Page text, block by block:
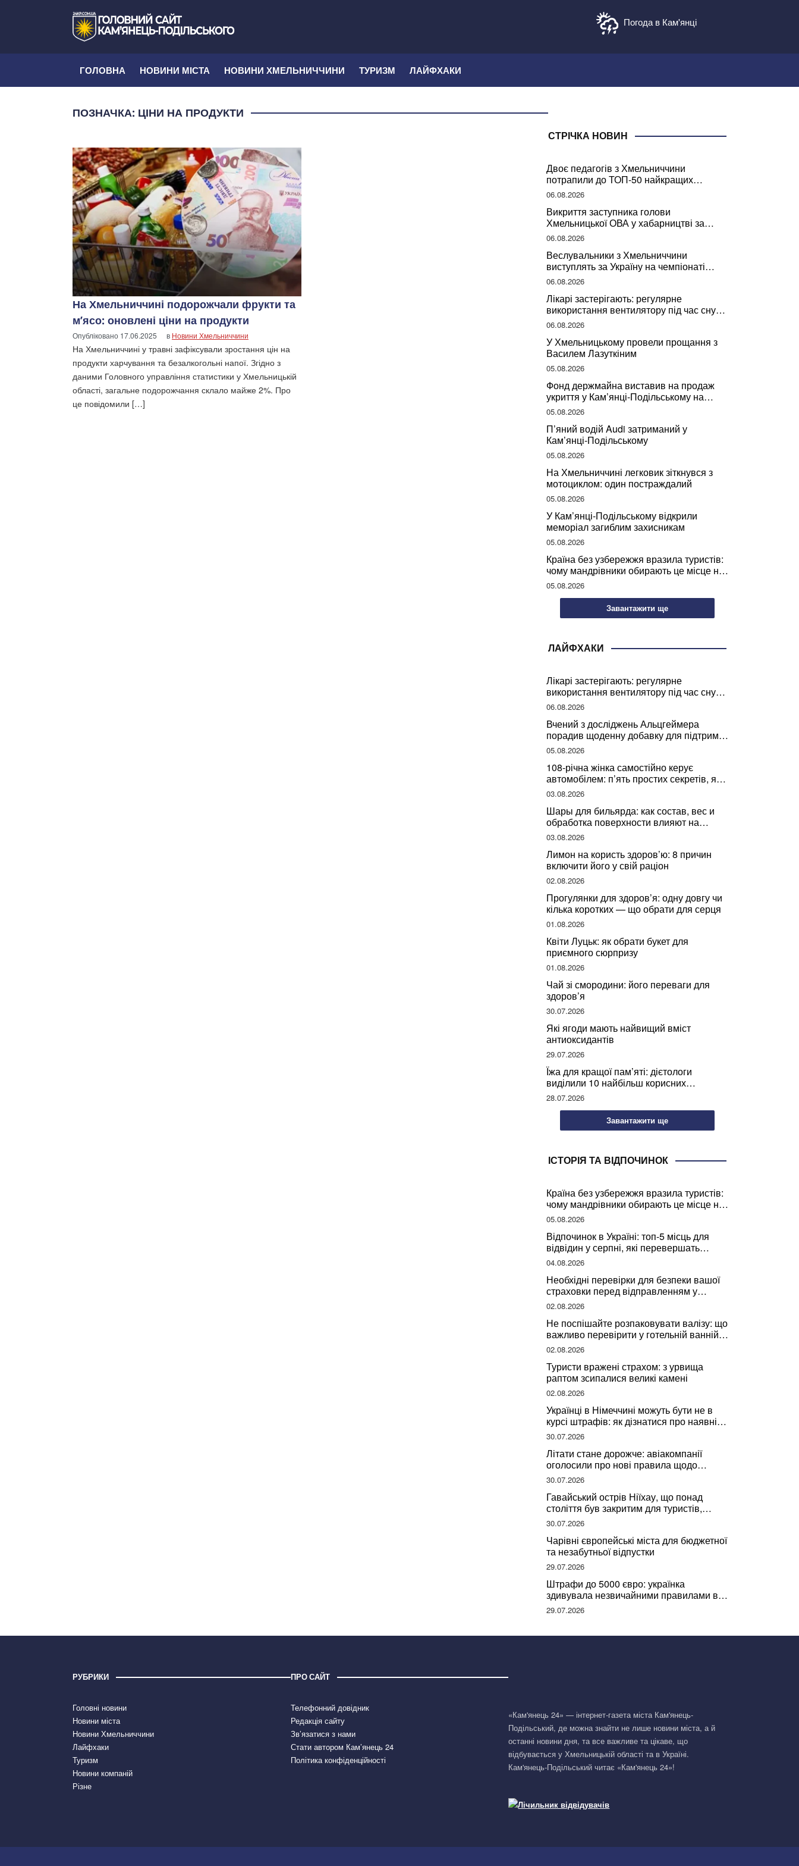
Погода в Кам'янці
ГОЛОВНА НОВИНИ МІСТА НОВИНИ ХМЕЛЬНИЧЧИНИ ТУРИЗМ ЛАЙФХАКИ
ПОЗНАЧКА: ЦІНИ НА ПРОДУКТИ
На Хмельниччині подорожчали фрукти та
м’ясо: оновлені ціни на продукти
Опубліковано 17.06.2025 в Новини Хмельниччини
На Хмельниччині у травні зафіксували зростання цін на
продукти харчування та безалкогольні напої. Згідно з
даними Головного управління статистики у Хмельницькій
області, загальне подорожчання склало майже 2%. Про
це повідомили […]
СТРІЧКА НОВИН
Двоє педагогів з Хмельниччини
потрапили до ТОП-50 найкращих
учителів України
06.08.2026
Викриття заступника голови
Хмельницької ОВА у хабарництві за
підписання контрактів на ремонт доріг
06.08.2026
Веслувальники з Хмельниччини
виступлять за Україну на чемпіонаті
світу
06.08.2026
Лікарі застерігають: регулярне
використання вентилятору під час сну
може негативно вплинути на ваше
здоров’я
06.08.2026
У Хмельницькому провели прощання з
Василем Лазуткіним
05.08.2026
Фонд держмайна виставив на продаж
укриття у Кам’янці-Подільському на
Хмельниччині
05.08.2026
П’яний водій Audi затриманий у
Кам’янці-Подільському
05.08.2026
На Хмельниччині легковик зіткнувся з
мотоциклом: один постраждалий
05.08.2026
У Кам’янці-Подільському відкрили
меморіал загиблим захисникам
05.08.2026
Країна без узбережжя вразила туристів:
чому мандрівники обирають це місце на
відпочинок
05.08.2026
Завантажити ще
ЛАЙФХАКИ
Лікарі застерігають: регулярне
використання вентилятору під час сну
може негативно вплинути на ваше
здоров’я
06.08.2026
Вчений з досліджень Альцгеймера
порадив щоденну добавку для підтримки
мозкової діяльності
05.08.2026
108-річна жінка самостійно керує
автомобілем: п’ять простих секретів, які
допомогли їй дожити до століття
03.08.2026
Шары для бильярда: как состав, вес и
обработка поверхности влияют на
динамику игры
03.08.2026
Лимон на користь здоров’ю: 8 причин
включити його у свій раціон
02.08.2026
Прогулянки для здоров’я: одну довгу чи
кілька коротких — що обрати для серця
01.08.2026
Квіти Луцьк: як обрати букет для
приємного сюрпризу
01.08.2026
Чай зі смородини: його переваги для
здоров’я
30.07.2026
Які ягоди мають найвищий вміст
антиоксидантів
29.07.2026
Їжа для кращої пам’яті: дієтологи
виділили 10 найбільш корисних
продуктів
28.07.2026
Завантажити ще
ІСТОРІЯ ТА ВІДПОЧИНОК
Країна без узбережжя вразила туристів:
чому мандрівники обирають це місце на
відпочинок
05.08.2026
Відпочинок в Україні: топ-5 місць для
відвідин у серпні, які перевершать
закордонні враження
04.08.2026
Необхідні перевірки для безпеки вашої
страховки перед відправленням у
подорож
02.08.2026
Не поспішайте розпаковувати валізу: що
важливо перевірити у готельній ванній
за словами досвідченої мандрівниці
02.08.2026
Туристи вражені страхом: з урвища
раптом зсипалися великі камені
02.08.2026
Українці в Німеччині можуть бути не в
курсі штрафів: як дізнатися про наявні
борги
30.07.2026
Літати стане дорожче: авіакомпанії
оголосили про нові правила щодо
вибору місць
30.07.2026
Гавайський острів Ніїхау, що понад
століття був закритим для туристів,
починає приймати перших відвідувачів
30.07.2026
Чарівні європейські міста для бюджетної
та незабутньої відпустки
29.07.2026
Штрафи до 5000 євро: українка
здивувала незвичайними правилами в
Німеччині та поділилася правдою
29.07.2026
РУБРИКИ
Головні новини
Новини міста
Новини Хмельниччини
Лайфхаки
Туризм
Новини компаній
Різне
ПРО САЙТ
Телефонний довідник
Редакція сайту
Зв’язатися з нами
Стати автором Кам’янець 24
Політика конфіденційності
«Кам'янець 24» — інтернет-газета міста Кам'янець-
Подільський, де можна знайти не лише новини міста, а й
останні новини дня, та все важливе та цікаве, що
відбувається у Хмельницькій області та в Україні.
Кам'янець-Подільський читає «Кам'янець 24»!